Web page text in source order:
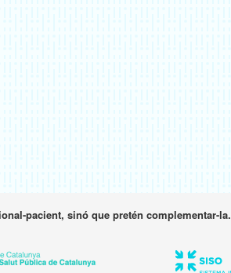
pacient, sinó que pretén complementar-la.